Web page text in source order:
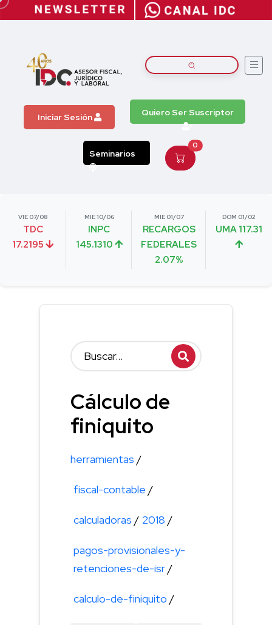
Iniciar Sesión Quiero Ser Suscriptor
Seminarios
0
VIE 07/08
TDC
17.2195
MIE 10/06
INPC
145.1310
MIE 01/07
RECARGOS
FEDERALES
2.07%
DOM 01/02
UMA 117.31
Cálculo de
finiquito
herramientas /
fiscal-contable /
calculadoras / 2018 /
pagos-provisionales-y-
retenciones-de-isr /
calculo-de-finiquito /